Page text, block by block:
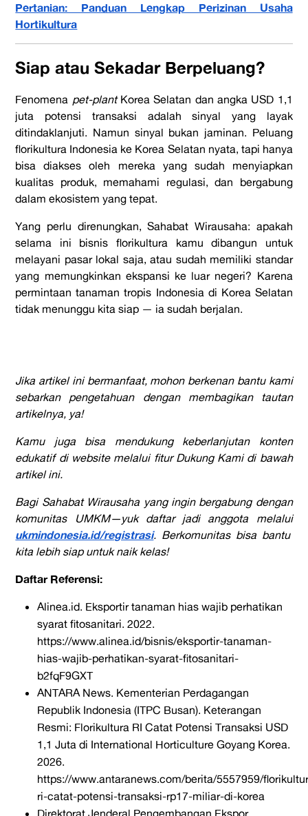
Pertanian: Panduan Lengkap Perizinan Usaha
Hortikultura
Siap atau Sekadar Berpeluang?
Fenomena pet-plantKorea Selatan dan angka USD 1,1
juta potensi transaksi adalah sinyal yang layak
ditindaklanjuti. Namun sinyal bukan jaminan. Peluang
florikultura Indonesia ke Korea Selatan nyata, tapi hanya
bisa diakses oleh mereka yang sudah menyiapkan
kualitas produk, memahami regulasi, dan bergabung
dalam ekosistem yang tepat.
Yang perlu direnungkan, Sahabat Wirausaha: apakah
selama ini bisnis florikultura kamu dibangun untuk
melayani pasar lokal saja, atau sudah memiliki standar
yang memungkinkan ekspansi ke luar negeri? Karena
permintaan tanaman tropis Indonesia di Korea Selatan
tidak menunggu kita siap — ia sudah berjalan.
Jika artikel ini bermanfaat, mohon berkenan bantu kami
sebarkan pengetahuan dengan membagikan tautan
artikelnya, ya!
Kamu juga bisa mendukung keberlanjutan konten
edukatif di website melalui fitur Dukung Kami di bawah
artikel ini.
Bagi Sahabat Wirausaha yang ingin bergabung dengan
komunitas UMKM—yuk daftar jadi anggota melalui
ukmindonesia.id/registrasi. Berkomunitas bisa bantu
kita lebih siap untuk naik kelas!
Daftar Referensi:
Alinea.id. Eksportir tanaman hias wajib perhatikan
syarat fitosanitari.2022.
https://www.alinea.id/bisnis/eksportir-tanaman-
hias-wajib-perhatikan-syarat-fitosanitari-
b2fqF9GXT
ANTARA News. Kementerian Perdagangan
Republik Indonesia (ITPC Busan). Keterangan
Resmi: Florikultura RI Catat Potensi Transaksi USD
1,1 Juta di International Horticulture Goyang Korea.
2026.
https://www.antaranews.com/berita/5557959/
ri-catat-potensi-transaksi-rp17-miliar-di-korea
Direktorat Jenderal Pengembangan Ekspor